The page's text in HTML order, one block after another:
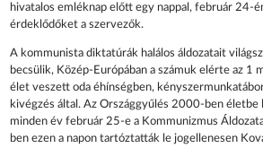
hivatalos emléknap előtt egy nappal, február 24-
érdeklődőket a szervezők.
A kommunista diktatúrák halálos áldozatait
becsülik, Közép-Európában a számuk elérte az 1
élet veszett oda éhínségben,
kivégzés által. Az Országgyűlés 2000-ben
minden év február 25-e a Kommunizmus
ben ezen a napon tartóztatták le jogellenesen